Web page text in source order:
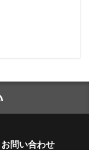
お問い合わせ